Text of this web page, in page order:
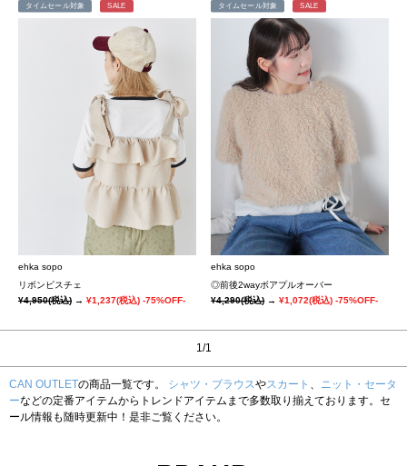
タイムセール対象 SALE
ehka sopo
リボンビスチェ
¥4,950(税込) → ¥1,237(税込) -75%OFF-
タイムセール対象 SALE
ehka sopo
◎前後2wayボアプルオーバー
¥4,290(税込)→¥1,072(税込) -75%OFF-
1/1
CAN OUTLETの商品一覧です。 シャツ・ブラウスやスカート 、 ニット・セータ
ーなどの定番アイテムからトレンドアイテムまで多数取り揃えております。セ
ール情報も随時更新中！是非ご覧ください。